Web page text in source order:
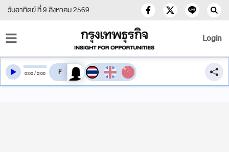
วันอาทิตย์ ที่ 9 สิงหาคม 2569
Login
0:00/0:00 สลับเสียงอ่าน